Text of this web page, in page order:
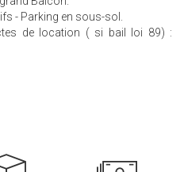
- Parking en sous-sol.
de location ( si bail loi 89) :